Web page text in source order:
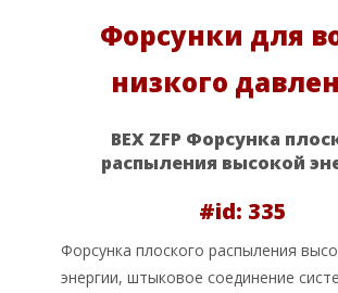
Форсунки для
низкого
BEX ZFP Форсунка
распыления высокой
#id: 335
Форсунка плоского распыления
энергии, штыковое соединение